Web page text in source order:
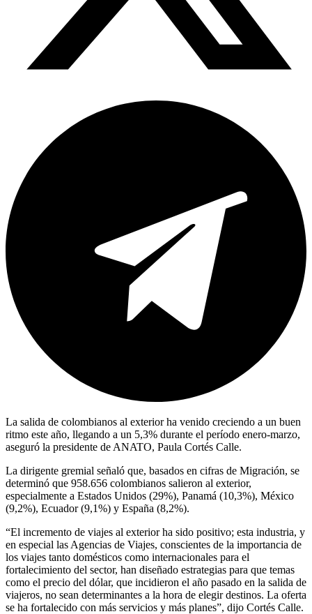
La salida de colombianos al exterior ha venido creciendo a un buen
ritmo este año, llegando a un 5,3% durante el período enero-marzo,
aseguró la presidente de ANATO, Paula Cortés Calle.
La dirigente gremial señaló que, basados en cifras de Migración, se
determinó que 958.656 colombianos salieron al exterior,
especialmente a Estados Unidos (29%), Panamá (10,3%), México
(9,2%), Ecuador (9,1%) y España (8,2%).
“El incremento de viajes al exterior ha sido positivo; esta industria, y
en especial las Agencias de Viajes, conscientes de la importancia de
los viajes tanto domésticos como internacionales para el
fortalecimiento del sector, han diseñado estrategias para que temas
como el precio del dólar, que incidieron el año pasado en la salida de
viajeros, no sean determinantes a la hora de elegir destinos. La oferta
se ha fortalecido con más servicios y más planes”, dijo Cortés Calle.